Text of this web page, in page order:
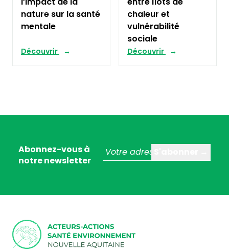
nature sur la santé
mentale
Découvrir
chaleur et
vulnérabilité
sociale
Découvrir
Abonnez-vous à
notre newsletter